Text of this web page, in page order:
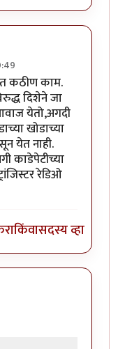
बिरुटे
कठीण काम.
दिशेने जा
येतो,अगदी
खोडाच्या
येत नाही.
काडेपेटीच्या
रेडिओ
किंवासदस्य व्हा